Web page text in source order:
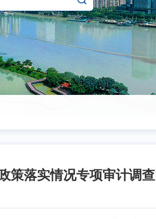
策落实情况专项审计调